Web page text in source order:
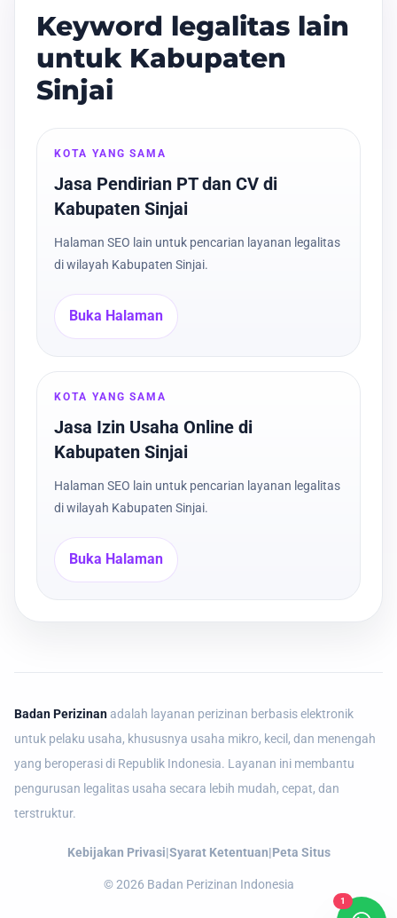
Keyword legalitas lain
untuk Kabupaten
Sinjai
KOTA YANG SAMA
Jasa Pendirian PT dan CV di
Kabupaten Sinjai
Halaman SEO lain untuk pencarian layanan legalitas
di wilayah Kabupaten Sinjai.
Buka Halaman
KOTA YANG SAMA
Jasa Izin Usaha Online di
Kabupaten Sinjai
Halaman SEO lain untuk pencarian layanan legalitas
di wilayah Kabupaten Sinjai.
Buka Halaman
Badan Perizinan adalah layanan perizinan berbasis elektronik
untuk pelaku usaha, khususnya usaha mikro, kecil, dan menengah
yang beroperasi di Republik Indonesia. Layanan ini membantu
pengurusan legalitas usaha secara lebih mudah, cepat, dan
terstruktur.
Kebijakan Privasi|Syarat Ketentuan|Peta Situs
©2026 Badan Perizinan Indonesia
1